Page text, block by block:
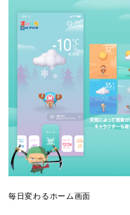
毎日変わるホーム画面